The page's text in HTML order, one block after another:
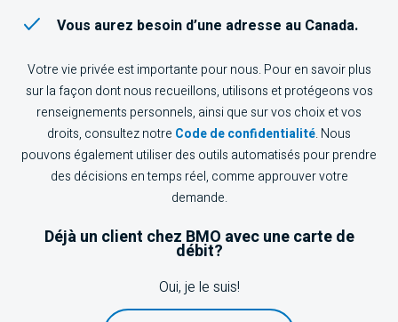
Vous aurez besoin d’une adresse au Canada.
Votre vie privée est importante pour nous. Pour en savoir plus
sur la façon dont nous recueillons, utilisons et protégeons vos
renseignements personnels, ainsi que sur vos choix et vos
droits, consultez notre Code de confidentialité. Nous
pouvons également utiliser des outils automatisés pour prendre
des décisions en temps réel, comme approuver votre
demande.
Déjà un client chez BMO avec une carte de
débit?
Oui, je le suis!